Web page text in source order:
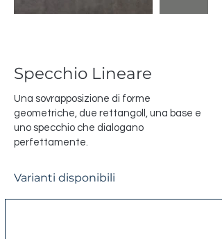
Specchio Lineare
Una sovrapposizione di forme
geometriche, due rettangoll, una base e
uno specchio che dialogano
perfettamente.
Varianti disponibili